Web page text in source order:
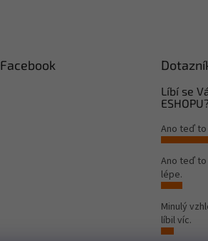
Facebook
Líbí se
Ano teď
Ano teď
lépe.
Minulý
líbil víc.